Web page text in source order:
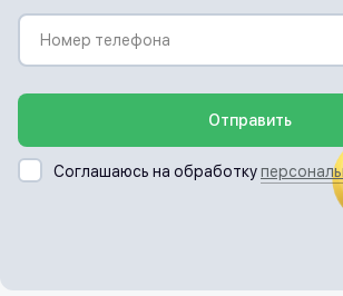
Отправить
Соглашаюсь на обработку